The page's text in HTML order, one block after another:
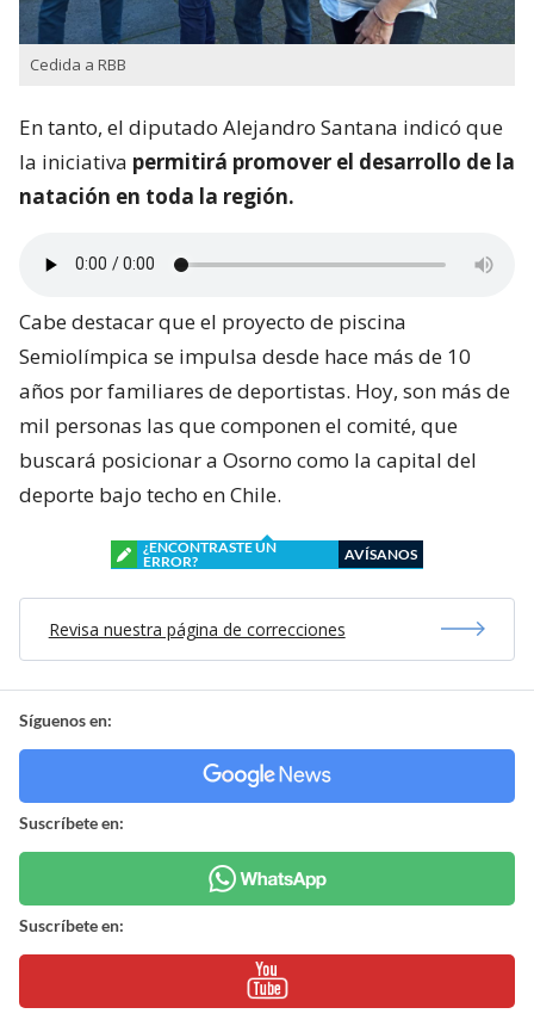
Cedida a RBB
En tanto, el diputado Alejandro Santana indicó que
la iniciativa permitirá promover el desarrollo de la
natación en toda la región.
Cabe destacar que el proyecto de piscina
Semiolímpica se impulsa desde hace más de 10
años por familiares de deportistas. Hoy, son más de
mil personas las que componen el comité, que
buscará posicionar a Osorno como la capital del
deporte bajo techo en Chile.
¿ENCONTRASTE UN
ERROR?
AVÍSANOS
Revisa nuestra página de correcciones
Síguenos en:
Suscríbete en:
Suscríbete en: